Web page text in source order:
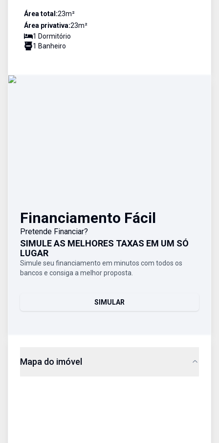
Área total:23m²
Área privativa:23m²
1 Dormitório
1 Banheiro
Financiamento Fácil
Pretende Financiar?
SIMULE AS MELHORES TAXAS EM UM SÓ
LUGAR
Simule seu financiamento em minutos com todos os
bancos e consiga a melhor proposta.
SIMULAR
Mapa do imóvel